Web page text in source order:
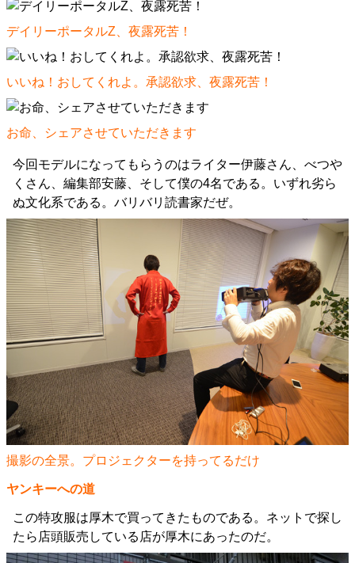
デイリーポータルZ、夜露死苦！
いいね！おしてくれよ。承認欲求、夜露死苦！
お命、シェアさせていただきます
今回モデルになってもらうのはライター伊藤さん、べつや
くさん、編集部安藤、そして僕の4名である。いずれ劣ら
ぬ文化系である。バリバリ読書家だぜ。
撮影の全景。プロジェクターを持ってるだけ
ヤンキーへの道
この特攻服は厚木で買ってきたものである。ネットで探し
たら店頭販売している店が厚木にあったのだ。